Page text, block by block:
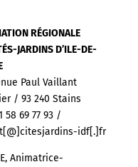
RÉGIONALE
JARDINS D’ILE-DE-
Paul Vaillant
/ 93 240 Stains
58 69 77 93 /
idf[.]fr
Animatrice-